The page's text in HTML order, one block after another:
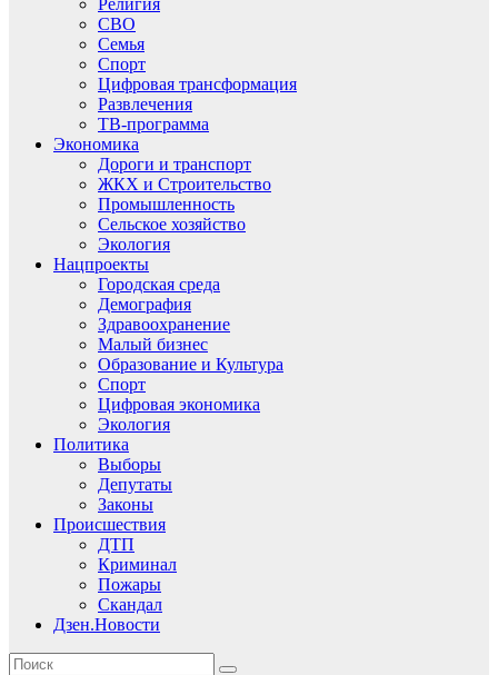
Религия
СВО
Семья
Спорт
Цифровая трансформация
Развлечения
ТВ-программа
Экономика
Дороги и транспорт
ЖКХ и Строительство
Промышленность
Сельское хозяйство
Экология
Нацпроекты
Городская среда
Демография
Здравоохранение
Малый бизнес
Образование и Культура
Спорт
Цифровая экономика
Экология
Политика
Выборы
Депутаты
Законы
Происшествия
ДТП
Криминал
Пожары
Скандал
Дзен.Новости